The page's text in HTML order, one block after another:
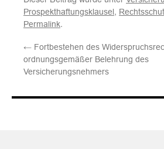
Prospekthaftungsklausel,
Permalink.
← Fortbestehen des
ordnungsgemäßer Belehrung des
Versicherungsnehmers